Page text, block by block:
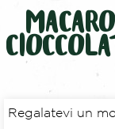
Regalatevi un